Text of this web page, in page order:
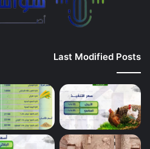
Last Modified Posts